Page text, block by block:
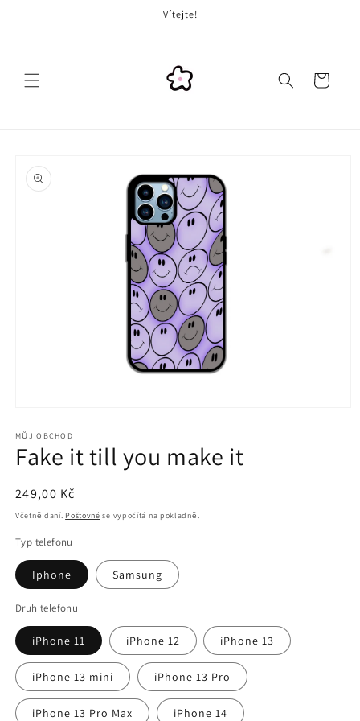
Vítejte!
Košík
o
produktu
1
v
modálním
MŮJ OBCHOD
Fake it till you make it
Běžná
cena
249,00 Kč
Včetně daní. Poštovné se vypočítá na pokladně.
Typ telefonu
Iphone Samsung
Druh telefonu
iPhone 11 iPhone 12 iPhone 13
iPhone 13 mini iPhone 13 Pro
iPhone 13 Pro Max iPhone 14